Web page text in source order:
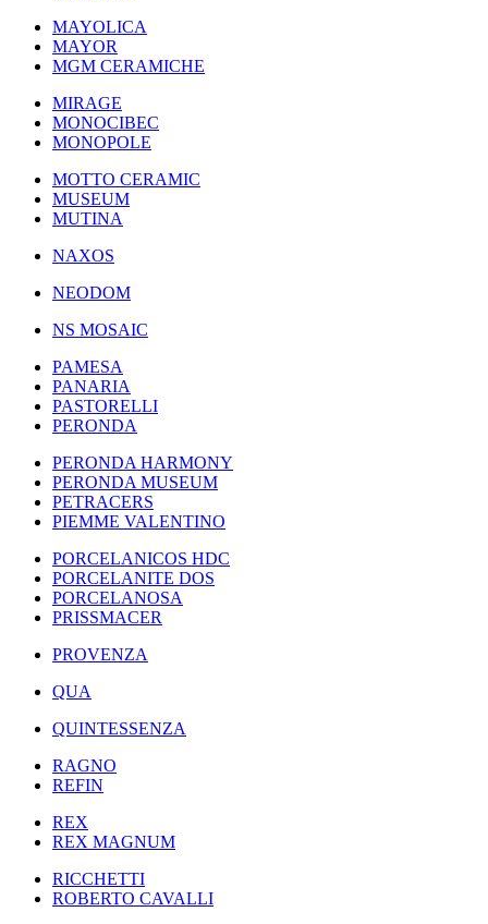
MAYOLICA
MAYOR
MGM CERAMICHE
MIRAGE
MONOCIBEC
MONOPOLE
MOTTO CERAMIC
MUSEUM
MUTINA
NAXOS
NEODOM
NS MOSAIC
PAMESA
PANARIA
PASTORELLI
PERONDA
PERONDA HARMONY
PERONDA MUSEUM
PETRACERS
PIEMME VALENTINO
PORCELANICOS HDC
PORCELANITE DOS
PORCELANOSA
PRISSMACER
PROVENZA
QUA
QUINTESSENZA
RAGNO
REFIN
REX
REX MAGNUM
RICCHETTI
ROBERTO CAVALLI